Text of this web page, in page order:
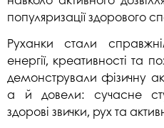
популяризації здорового
Руханки стали
енергії, креативності та
демонстрували фізичну
а й довели: сучасне
здорові звички, рух та